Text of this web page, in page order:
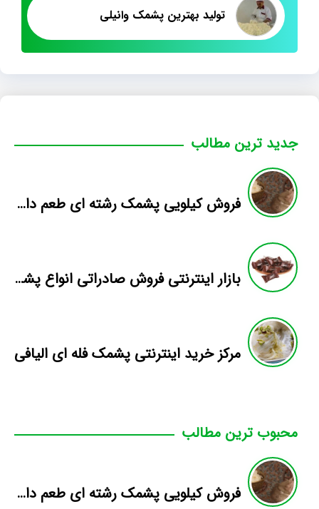
تولید بهترین پشمک وانیلی
جدید ترین مطالب
فروش کیلویی پشمک رشته ای طعم دار میوه
بازار اینترنتی فروش صادراتی انواع پشمک الیافی/شکلاتی
مرکز خرید اینترنتی پشمک فله ای الیافی
محبوب ترین مطالب
فروش کیلویی پشمک رشته ای طعم دار میوه